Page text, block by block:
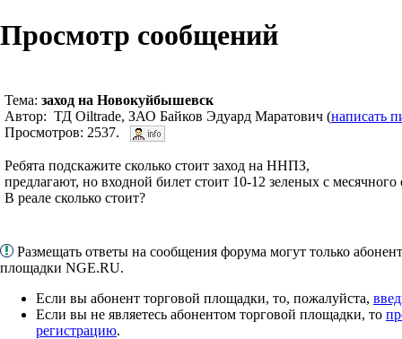
Просмотр сообщений
Тема: заход на Новокуйбышевск
Автор: ТД Oiltrade, ЗАО Байков Эдуард Маратович (написать
Просмотров: 2537.
Ребята подскажите сколько стоит заход на ННПЗ,
предлагают, но входной билет стоит 10-12 зеленых с месячного
В реале сколько стоит?
Размещать ответы на сообщения форума могут только
площадки NGE.RU.
Если вы абонент торговой площадки, то, пожалуйста,
Если вы не являетесь абонентом торговой площадки, то
регистрацию.